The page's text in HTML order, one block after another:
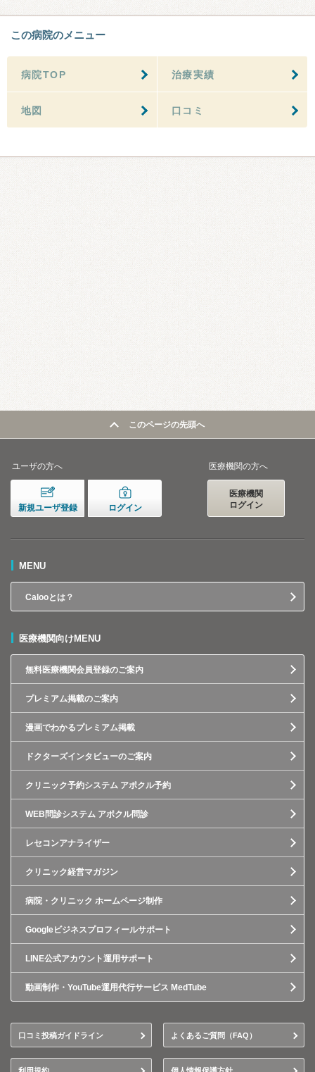
この病院のメニュー
病院TOP 治療実績
地図 口コミ
このページの先頭へ
ユーザの方へ
新規ユーザ登録 ログイン
医療機関の方へ
医療機関
ログイン
MENU
Calooとは？
医療機関向けMENU
無料医療機関会員登録のご案内
プレミアム掲載のご案内
漫画でわかるプレミアム掲載
ドクターズインタビューのご案内
クリニック予約システム アポクル予約
WEB問診システム アポクル問診
レセコンアナライザー
クリニック経営マガジン
病院・クリニック ホームページ制作
Googleビジネスプロフィールサポート
LINE公式アカウント運用サポート
動画制作・YouTube運用代行サービス MedTube
口コミ投稿ガイドライン よくあるご質問（FAQ）